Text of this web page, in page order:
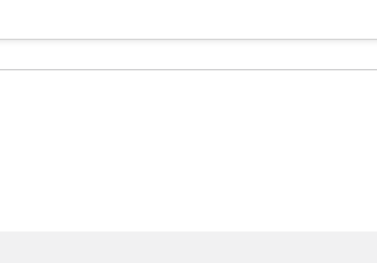
d’entente, Honeywell va